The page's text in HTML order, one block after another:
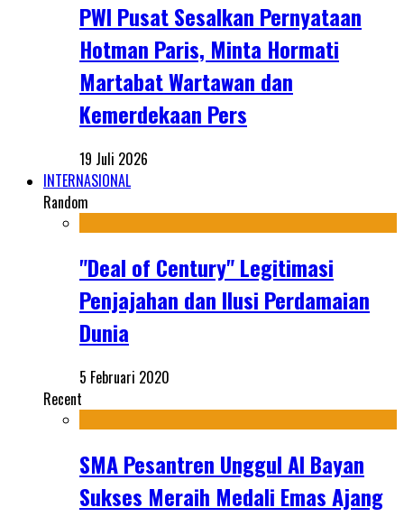
PWI Pusat Sesalkan Pernyataan
Hotman Paris, Minta Hormati
Martabat Wartawan dan
Kemerdekaan Pers
19 Juli 2026
INTERNASIONAL
Random
"Deal of Century" Legitimasi
Penjajahan dan Ilusi Perdamaian
Dunia
5 Februari 2020
Recent
SMA Pesantren Unggul Al Bayan
Sukses Meraih Medali Emas Ajang